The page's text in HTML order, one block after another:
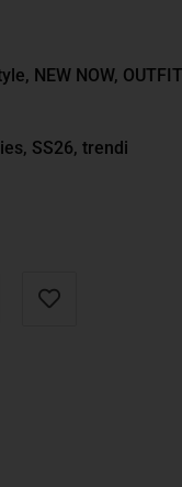
, NEW NOW,
, SS26, trendi